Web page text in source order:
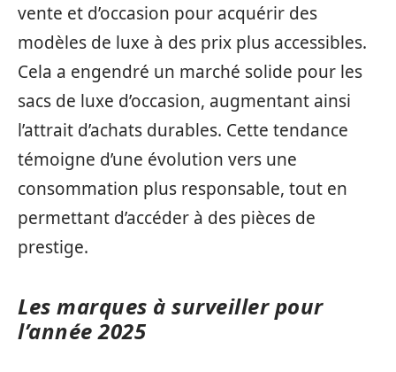
vente et d’occasion pour acquérir des
modèles de luxe à des prix plus accessibles.
Cela a engendré un marché solide pour les
sacs de luxe d’occasion, augmentant ainsi
l’attrait d’achats durables. Cette tendance
témoigne d’une évolution vers une
consommation plus responsable, tout en
permettant d’accéder à des pièces de
prestige.
Les marques à surveiller pour
l’année 2025